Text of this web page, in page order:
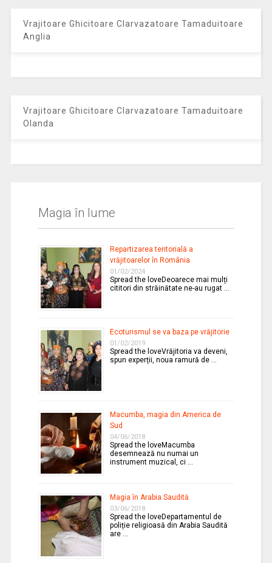
Vrajitoare Ghicitoare Clarvazatoare Tamaduitoare
Anglia
Vrajitoare Ghicitoare Clarvazatoare Tamaduitoare
Olanda
Magia în lume
Repartizarea teritorială a
vrăjitoarelor în România
01/02/2024
Spread the loveDeoarece mai mulți
cititori din străinătate ne-au rugat …
Ecoturismul se va baza pe vrăjitorie
01/02/2019
Spread the loveVrăjitoria va deveni,
spun experții, noua ramură de …
Macumba, magia din America de
Sud
04/06/2018
Spread the loveMacumba
desemnează nu numai un
instrument muzical, ci …
Magia în Arabia Saudită
03/06/2018
Spread the loveDepartamentul de
poliție religioasă din Arabia Saudită
are …